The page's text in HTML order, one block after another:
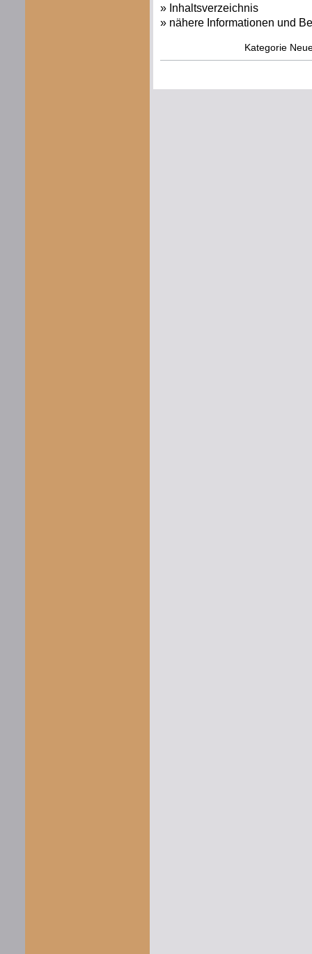
» Inhaltsverzeichnis
» nähere Informationen und
Kategorie